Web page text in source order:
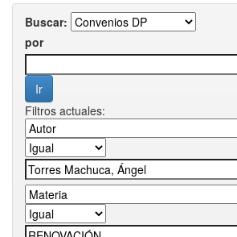
Buscar:
por
Filtros actuales: